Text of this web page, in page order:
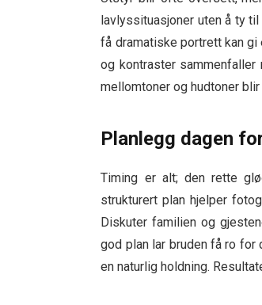
lavlyssituasjoner uten å ty
få dramatiske portrett kan
og kontraster
mellomtoner og hudtoner
Planlegg dagen
Timing er alt; den rette
strukturert plan hjelper
Diskuter familien og
god plan lar bruden få ro
en naturlig holdning.